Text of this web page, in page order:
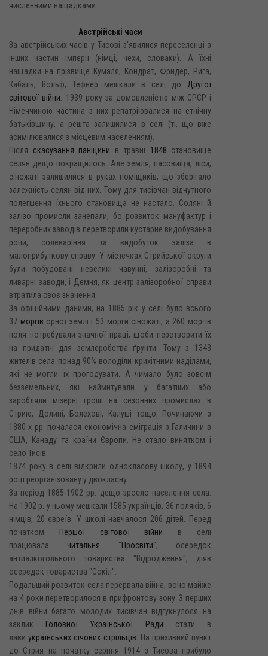
численними нащадками.
Австрійські часи
За австрійських часів у Тисові з'явилися переселенці з
інших частин імперії (німці, чехи, словаки). А їхні
нащадки на прізвище Кумаля, Кондрат, Фридер, Рига,
Кабаль, Вольф, Тефнер мешкали в селі до Другої
світової війни . 1939 року за домовленістю між СРСР і
Німеччиною частина з них репатріювалися на етнічну
батьківщину, а решта залишилися в селі (ті, що вже
асимілювалися з місцевим населенням).
Після скасування панщини в травні 1848 становище
селян дещо покращилось. Але земля, пасовища, ліси,
сіножаті залишилися в руках поміщиків, що зберігало
залежність селян від них. Тому для тисівчан відчутного
полегшення їхнього становища не настало. Соляні й
залізо промисли занепали, бо розвиток мануфактур і
переробних заводів перетворили кустарне видобування
ропи, солеваріння та видобуток заліза в
малоприбуткову справу. У містечках Стрийської округи
були побудовані невеликі чавунні, залізоробні та
ливарні заводи, і Демня, як центр залізоробної справи
втратила своє значення.
За офіційними даними, на 1885 рік у селі було всього
37 моргів орної землі і 53 морги сіножаті, а 260 моргів
поля потребували значної праці, щоби перетворити їх
на придатні для землеробства ґрунти. Тому з 1343
жителів села понад 90% володіли крихітними наділами,
які не могли їх прогодувати. А чимало було зовсім
безземельних, які наймитували у багатших або
заробляли мізерні гроші на сезонних промислах в
Стрию, Долині, Болехові, Калуші тощо. Починаючи з
1880-х рр. почалася економічна еміграція з Галичини в
США, Канаду та країни Європи. Не стало винятком і
село Тисів.
1874 року в селі відкрили однокласову школу, у 1894
році реорганізовану у двокласну.
За період 1885-1902 pp. дещо зросло населення села.
На 1902 р. у ньому мешкали 1585 українців, 36 поляків, 6
німців, 20 євреїв. У школі навчалося 206 дітей. Перед
початком
Першої світової війни в селі
працювала читальня "Просвіти", осередок
антиалкогольного товариства "Відродження", діяв
осередок товариства "Сокіл".
Подальший розвиток села перервала війна, воно майже
на 4 роки перетворилося в прифронтову зону. З перших
днів війни багато молодих тисівчан відгукнулося на
заклик
Головної Української Ради стати в
лавиукраїнських січових стрільців . На призивний пункт
до Стрия на початку серпня 1914 з Тисова прибуло